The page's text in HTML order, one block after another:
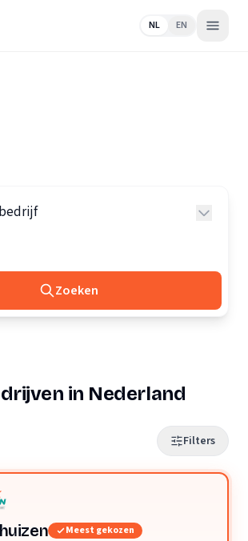
NL EN
Zoeken
in Nederland
Filters
Meest gekozen